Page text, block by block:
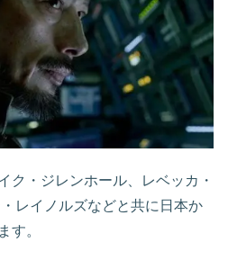
ク・ジレンホール、レベッカ・
レイノルズなどと共に日本か
す。